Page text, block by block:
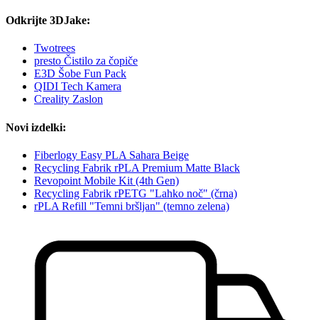
Odkrijte 3DJake:
Twotrees
presto Čistilo za čopiče
E3D Šobe Fun Pack
QIDI Tech Kamera
Creality Zaslon
Novi izdelki:
Fiberlogy Easy PLA Sahara Beige
Recycling Fabrik rPLA Premium Matte Black
Revopoint Mobile Kit (4th Gen)
Recycling Fabrik rPETG "Lahko noč" (črna)
rPLA Refill "Temni bršljan" (temno zelena)